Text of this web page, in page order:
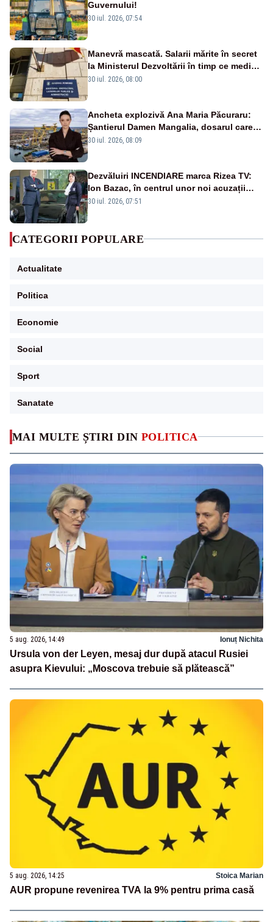
MAI MULTE ȘTIRI DIN POLITICA
5 aug. 2026, 14:49 Ionuț Nichita
Ursula von der Leyen, mesaj dur după atacul Rusiei
asupra Kievului: „Moscova trebuie să plătească”
5 aug. 2026, 14:25 Stoica Marian
AUR propune revenirea TVA la 9% pentru prima casă
Guvernului!
30 iul. 2026, 07:54
Manevră mascată. Salarii mărite în secret
la Ministerul Dezvoltării în timp ce medicii
ies în stradă
30 iul. 2026, 08:00
Ancheta explozivă Ana Maria Păcuraru:
Șantierul Damen Mangalia, dosarul care
scufundă apărarea României
30 iul. 2026, 08:09
Dezvăluiri INCENDIARE marca Rizea TV:
Ion Bazac, în centrul unor noi acuzații
publice
30 iul. 2026, 07:51
CATEGORII POPULARE
Actualitate
Politica
Economie
Social
Sport
Sanatate